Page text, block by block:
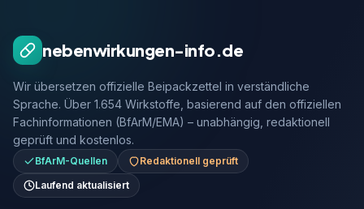
nebenwirkungen-info.de
Wir übersetzen offizielle Beipackzettel in verständliche
Sprache. Über 1.654 Wirkstoffe, basierend auf den offiziellen
Fachinformationen (BfArM/EMA) – unabhängig, redaktionell
geprüft und kostenlos.
BfArM-Quellen
Redaktionell geprüft
Laufend aktualisiert